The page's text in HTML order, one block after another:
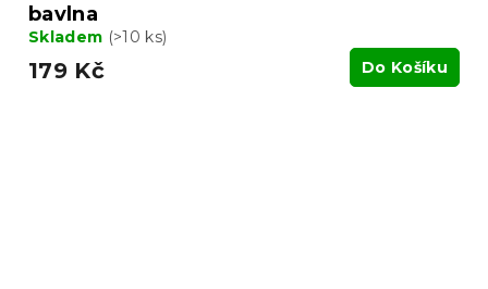
bavlna
Skladem (>10 ks)
179 Kč Do Košíku